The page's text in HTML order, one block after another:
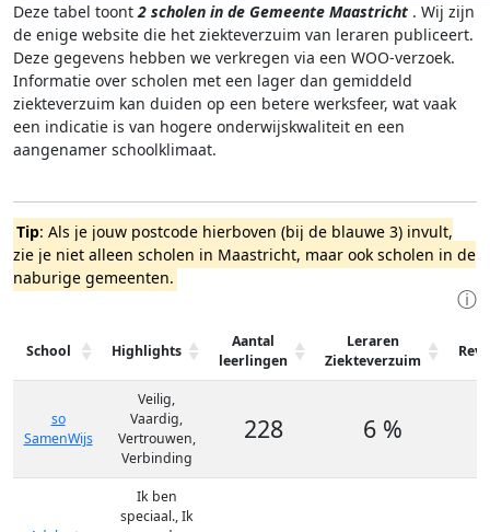
Deze tabel toont2 scholen in de Gemeente Maastricht . Wij zijn
de enige website die het ziekteverzuim van leraren publiceert.
Deze gegevens hebben we verkregen via een WOO-verzoek.
Informatie over scholen met een lager dan gemiddeld
ziekteverzuim kan duiden op een betere werksfeer, wat vaak
een indicatie is van hogere onderwijskwaliteit en een
aangenamer schoolklimaat.
Tip: Als je jouw postcode hierboven (bij de blauwe 3) invult,
zie je niet alleen scholen in Maastricht, maar ook scholen in de
naburige gemeenten.
ⓘ
School Highlights
Aantal
leerlingen
Leraren
Ziekteverzuim
so
SamenWijs
Veilig,
Vaardig,
Vertrouwen,
Verbinding
228 6 %
Ik ben
speciaal., Ik